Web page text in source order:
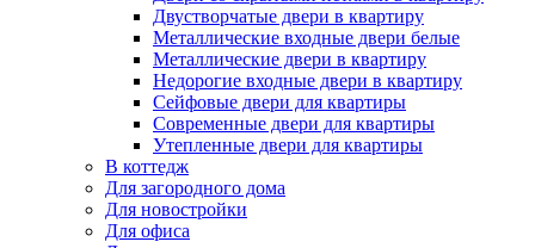
Двустворчатые двери в квартиру
Металлические входные двери белые
Металлические двери в квартиру
Недорогие входные двери в квартиру
Сейфовые двери для квартиры
Современные двери для квартиры
Утепленные двери для квартиры
В коттедж
Для загородного дома
Для новостройки
Для офиса